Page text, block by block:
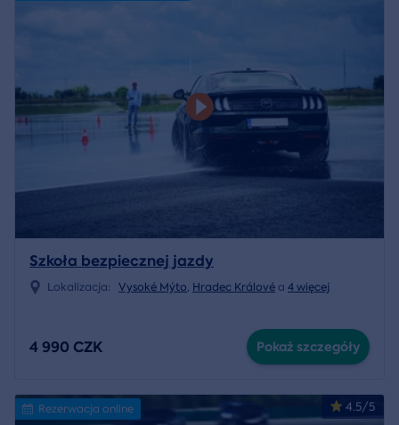
Szkoła bezpiecznej jazdy
Lokalizacja: Vysoké Mýto, Hradec Králové a 4 więcej
4 990 CZK Pokaż szczegóły
4.5/5
Rezerwacja online